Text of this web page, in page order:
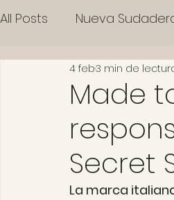
All Posts Nueva
Colección
Made
Secret
4 feb3 min de
La marca